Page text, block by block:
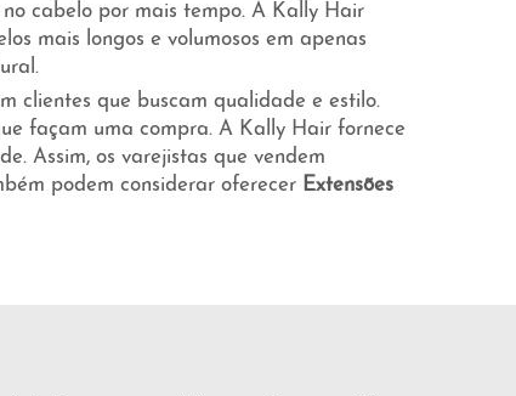
cabelo por mais tempo. A Kally Hair
mais longos e volumosos em apenas
clientes que buscam qualidade e estilo.
façam uma compra. A Kally Hair fornece
Assim, os varejistas que vendem
podem considerar oferecer Extensões